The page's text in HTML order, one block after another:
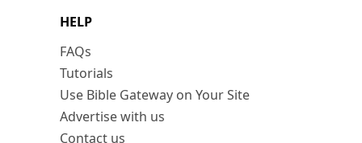
HELP
FAQs
Tutorials
Use Bible Gateway on Your Site
Advertise with us
Contact us